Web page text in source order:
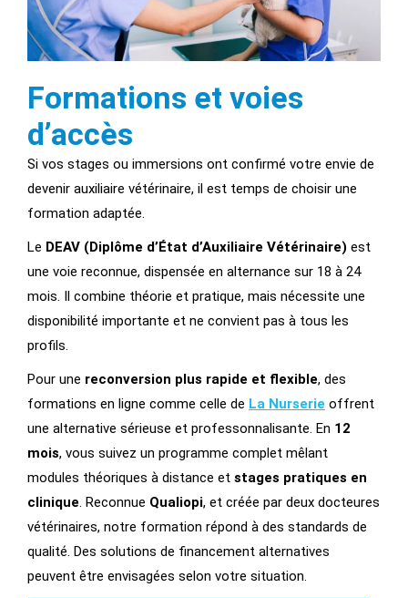
Formations et voies
d’accès
Si vos stages ou immersions ont confirmé votre envie de
devenir auxiliaire vétérinaire, il est temps de choisir une
formation adaptée.
Le DEAV (Diplôme d’État d’Auxiliaire Vétérinaire) est
une voie reconnue, dispensée en alternance sur 18 à 24
mois. Il combine théorie et pratique, mais nécessite une
disponibilité importante et ne convient pas à tous les
profils.
Pour une reconversion plus rapide et flexible, des
formations en ligne comme celle de La Nurserie offrent
une alternative sérieuse et professonnalisante. En 12
mois, vous suivez un programme complet mêlant
modules théoriques à distance et stages pratiques en
clinique. Reconnue Qualiopi, et créée par deux docteures
vétérinaires, notre formation répond à des standards de
qualité. Des solutions de financement alternatives
peuvent être envisagées selon votre situation.